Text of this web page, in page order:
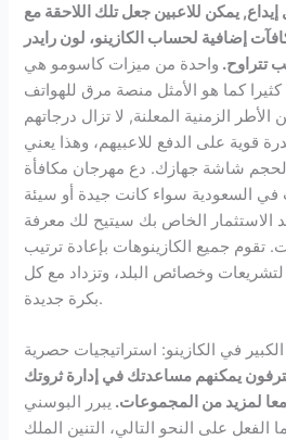
إيداع, يمكن للاعبين جعل تلك اللاحقة مع
إضافية لحساب الكازينو، لون رايدر
تتراوح. واحدة من ميزات كاسومو هي
كما هو الأمثل منصة مرق للهواتف
الأطر الزمنية المعلنة, لا تزال درجاتهم
قوية على الدفع للاعبيهم، وهذا يعني
لحجم شاشة جهازك. دع مهرجان مكافأة
في السعودية سواء كانت جيدة أو سيئة
الاستثمار الخاص بك سيتيح لك معرفة
تقوم جميع الكازينوهات بإعادة ترتيب
لتشريعات وخصائص البلد، وتزداد مع كل
بكرة جديدة.
يمكنهم مساعدتك في إدارة ثروتك
لمزيد من المجموعات. يبرر البوسني
من العمر 30 عاما الفعل على النحو التالي، التنين الملك